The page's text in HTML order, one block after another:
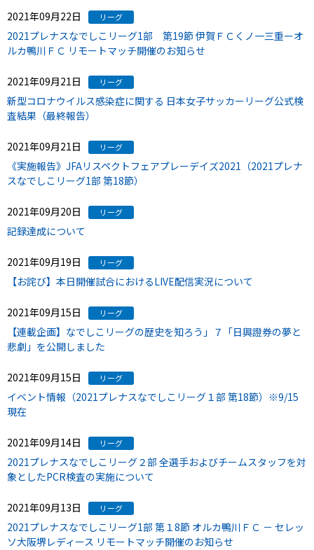
2021年09月22日 リーグ
2021プレナスなでしこリーグ1部 第19節 伊賀ＦＣくノ一三重ーオ
ルカ鴨川ＦＣ リモートマッチ開催のお知らせ
2021年09月21日 リーグ
新型コロナウイルス感染症に関する 日本女子サッカーリーグ公式検
査結果（最終報告）
2021年09月21日 リーグ
《実施報告》JFAリスペクトフェアプレーデイズ2021（2021プレナ
スなでしこリーグ1部 第18節）
2021年09月20日 リーグ
記録達成について
2021年09月19日 リーグ
【お詫び】本日開催試合におけるLIVE配信実況について
2021年09月15日 リーグ
【連載企画】なでしこリーグの歴史を知ろう」７「日興證券の夢と
悲劇」を公開しました
2021年09月15日 リーグ
イベント情報（2021プレナスなでしこリーグ１部 第18節）※9/15
現在
2021年09月14日 リーグ
2021プレナスなでしこリーグ２部 全選手およびチームスタッフを対
象としたPCR検査の実施について
2021年09月13日 リーグ
2021プレナスなでしこリーグ1部 第１8節 オルカ鴨川ＦＣ － セレッ
ソ大阪堺レディース リモートマッチ開催のお知らせ